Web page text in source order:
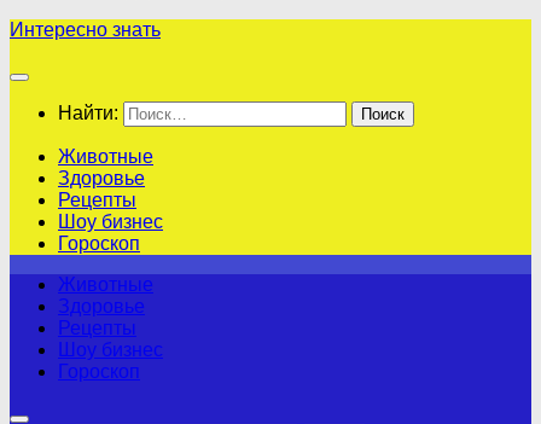
Интересно знать
Найти:
Животные
Здоровье
Рецепты
Шоу бизнес
Гороскоп
Животные
Здоровье
Рецепты
Шоу бизнес
Гороскоп